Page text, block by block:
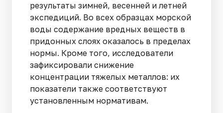
результаты зимней, весенней и летней
экспедиций. Во всех образцах морской
воды содержание вредных веществ в
придонных слоях оказалось в пределах
нормы. Кроме того, исследователи
зафиксировали снижение
концентрации тяжелых металлов: их
показатели также соответствуют
установленным нормативам.